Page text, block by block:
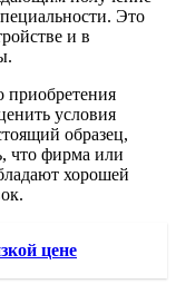
Это
и в
приобретения
условия
образец,
что фирма или
хорошей
цене